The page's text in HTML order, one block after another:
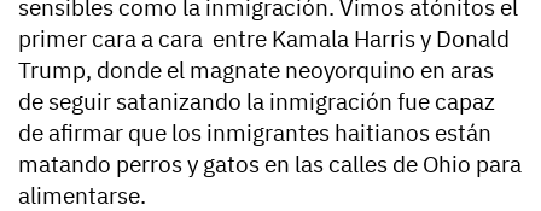
sensibles como la inmigración. Vimos atónitos el
primer cara a cara entre Kamala Harris y Donald
Trump, donde el magnate neoyorquino en aras
de seguir satanizando la inmigración fue capaz
de afirmar que los inmigrantes haitianos están
matando perros y gatos en las calles de Ohio para
alimentarse.